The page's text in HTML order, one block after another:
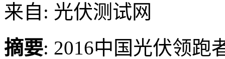
来自: 光伏测试网
摘要: 2016中国光伏领跑